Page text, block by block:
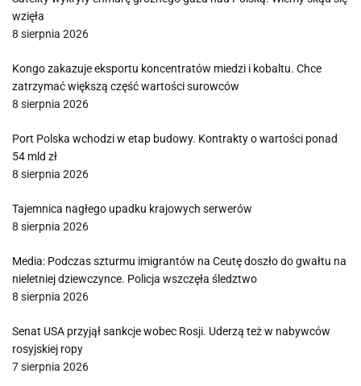
wzięła
8 sierpnia 2026
Kongo zakazuje eksportu koncentratów miedzi i kobaltu. Chce
zatrzymać większą część wartości surowców
8 sierpnia 2026
Port Polska wchodzi w etap budowy. Kontrakty o wartości ponad
54 mld zł
8 sierpnia 2026
Tajemnica nagłego upadku krajowych serwerów
8 sierpnia 2026
Media: Podczas szturmu imigrantów na Ceutę doszło do gwałtu na
nieletniej dziewczynce. Policja wszczęła śledztwo
8 sierpnia 2026
Senat USA przyjął sankcje wobec Rosji. Uderzą też w nabywców
rosyjskiej ropy
7 sierpnia 2026